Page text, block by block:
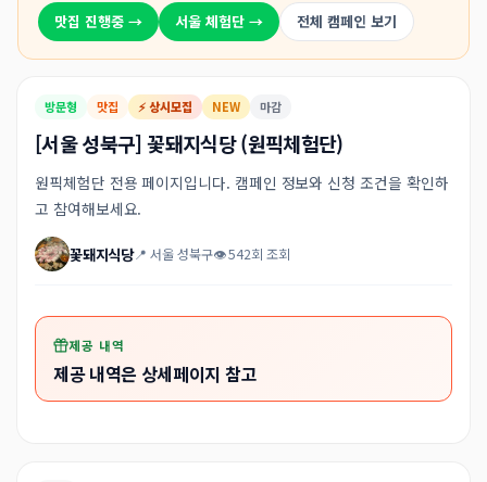
맛집 진행중 → 서울 체험단 → 전체 캠페인 보기
방문형 맛집 ⚡ 상시모집 NEW 마감
[서울 성북구] 꽃돼지식당 (원픽체험단)
원픽체험단 전용 페이지입니다. 캠페인 정보와 신청 조건을 확인하
고 참여해보세요.
꽃돼지식당📍 서울 성북구👁 542회 조회
제공 내역
제공 내역은 상세페이지 참고